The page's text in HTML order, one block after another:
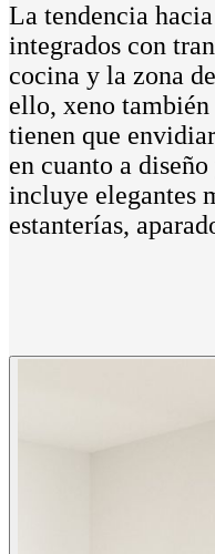
La tendencia
integrados con
cocina y la zona
ello, xeno también
tienen que
en cuanto a
incluye elegantes
estanterías,